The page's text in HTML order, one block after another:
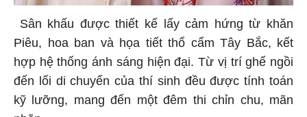
Sân khấu được thiết kế lấy cảm hứng từ khăn
Piêu, hoa ban và họa tiết thổ cẩm Tây Bắc, kết
hợp hệ thống ánh sáng hiện đại. Từ vị trí ghế ngồi
đến lối di chuyển của thí sinh đều được tính toán
kỹ lưỡng, mang đến một đêm thi chỉn chu, mãn